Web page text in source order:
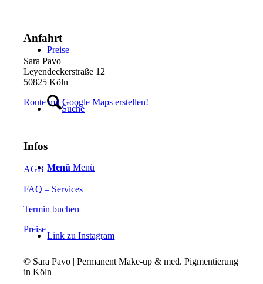
Preise
Suche
Menü Menü
Link zu Instagram
Anfahrt
Sara Pavo
Leyendeckerstraße 12
50825 Köln
Route mit Google Maps erstellen!
Infos
AGB
FAQ – Services
Termin buchen
Preise
© Sara Pavo | Permanent Make-up & med. Pigmentierung
in Köln